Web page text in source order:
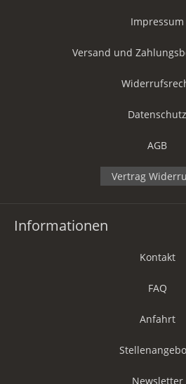
Impressum
Versand und
Datenschutz
AGB
Vertrag
Informationen
Kontakt
FAQ
Anfahrt
Newsletter